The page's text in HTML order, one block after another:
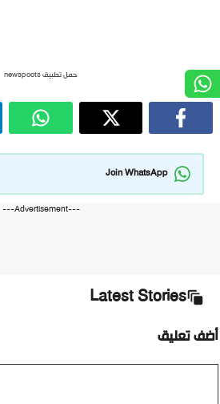
حمل تطبيق newspoots
Join WhatsApp
---Advertisement---
Latest Stories
تعليق